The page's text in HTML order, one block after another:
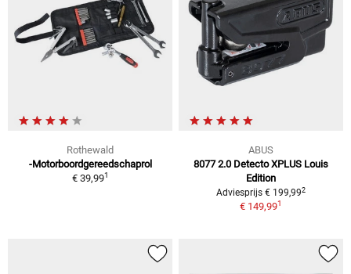
Rothewald
-Motorboordgereedschaprol
€ 39,991
ABUS
8077 2.0 Detecto XPLUS Louis
Edition
Adviesprijs € 199,992
€ 149,991